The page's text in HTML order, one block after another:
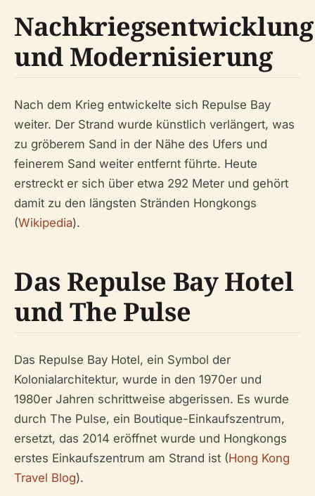
Nachkriegsentwicklung
und Modernisierung
Nach dem Krieg entwickelte sich Repulse Bay
weiter. Der Strand wurde künstlich verlängert, was
zu gröberem Sand in der Nähe des Ufers und
feinerem Sand weiter entfernt führte. Heute
erstreckt er sich über etwa 292 Meter und gehört
damit zu den längsten Stränden Hongkongs
(Wikipedia).
Das Repulse Bay Hotel
und The Pulse
Das Repulse Bay Hotel, ein Symbol der
Kolonialarchitektur, wurde in den 1970er und
1980er Jahren schrittweise abgerissen. Es wurde
durch The Pulse, ein Boutique-Einkaufszentrum,
ersetzt, das 2014 eröffnet wurde und Hongkongs
erstes Einkaufszentrum am Strand ist (Hong Kong
Travel Blog).